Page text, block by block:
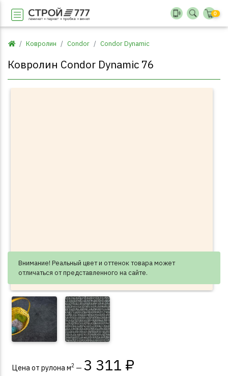
0
Ковролин Condor Condor Dynamic
Ковролин Condor Dynamic 76
Внимание! Реальный цвет и оттенок товара может
отличаться от представленного на сайте.
Цена от рулона м2 — 3 311 ₽